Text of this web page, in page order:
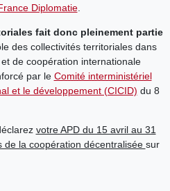
Diplomatie.
fait donc pleinement partie
des collectivités territoriales dans
de coopération internationale
par le Comité interministériel
et le développement (CICID) du 8
votre APD du 15 avril au 31
de la coopération décentralisée sur